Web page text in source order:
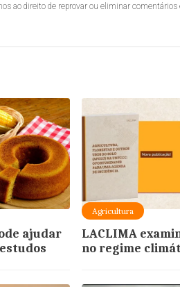
ao direito de reprovar ou eliminar
ajudar
Agricultura
LACLIMA
no regime